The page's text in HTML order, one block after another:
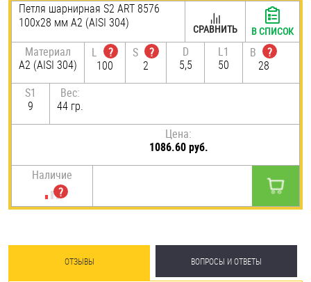
Петля шарнирная S2 ART 8576
100х28 мм А2 (AISI 304)
Материал
А2 (AISI 304)
L
?
100
S
?
2
D
5,5
L1
50
B
?
28
S1
9
Вес:
44 гр.
Цена:
1086.60 руб.
Наличие
СРАВНИТЬ В СПИСОК
ОТЗЫВЫ ВОПРОСЫ И ОТВЕТЫ